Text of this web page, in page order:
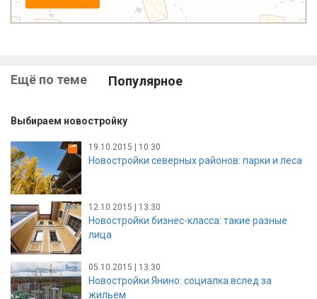
Ещё по теме Популярное
Выбираем новостройку
19.10.2015 | 10:30
Новостройки северных районов: парки и леса
12.10.2015 | 13:30
Новостройки бизнес-класса: такие разные
лица
05.10.2015 | 13:30
Новостройки Янино: социалка вслед за
жильем